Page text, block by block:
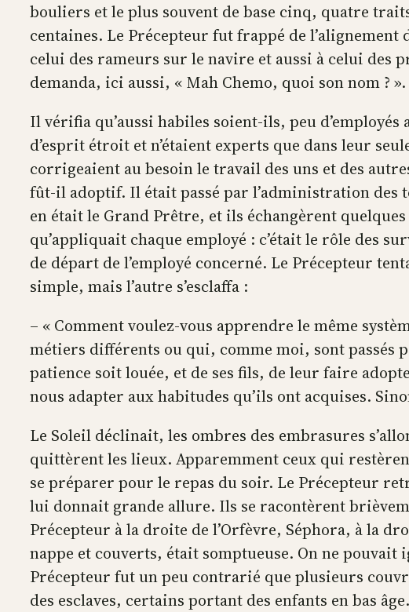
bouliers et le plus souvent de base cinq, quatre
centaines. Le Précepteur fut frappé de
celui des rameurs sur le navire et aussi à celui des
demanda, ici aussi, « Mah Chemo, quoi son nom ? ».
Il vérifia qu’aussi habiles soient-ils, peu
d’esprit étroit et n’étaient experts que dans leur
corrigeaient au besoin le travail des uns et des
fût-il adoptif. Il était passé par l’administration des
en était le Grand Prêtre, et ils échangèrent
qu’appliquait chaque employé : c’était le rôle des
de départ de l’employé concerné. Le Précepteur
simple, mais l’autre s’esclaffa :
– « Comment voulez-vous apprendre le même
métiers différents ou qui, comme moi, sont passés
patience soit louée, et de ses fils, de leur faire
nous adapter aux habitudes qu’ils ont acquises.
Le Soleil déclinait, les ombres des embrasures
quittèrent les lieux. Apparemment ceux qui
se préparer pour le repas du soir. Le Précepteur
lui donnait grande allure. Ils se racontèrent
Précepteur à la droite de l’Orfèvre, Séphora, à la
nappe et couverts, était somptueuse. On ne pouvait
Précepteur fut un peu contrarié que plusieurs
des esclaves, certains portant des enfants en bas âge.